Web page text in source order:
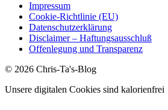
Impressum
Cookie-Richtlinie (EU)
Datenschutzerklärung
Disclaimer – Haftungsausschluß
Offenlegung und Transparenz
© 2026 Chris-Ta's-Blog
Unsere digitalen Cookies sind kalorienfrei